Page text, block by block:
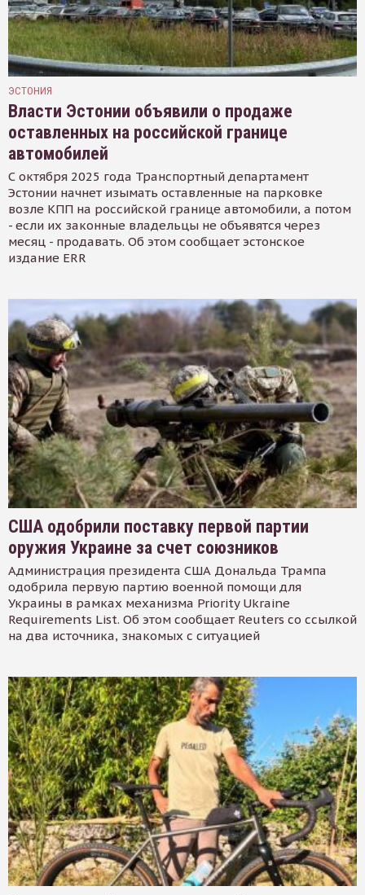
ЭСТОНИЯ
Власти Эстонии объявили о продаже
оставленных на российской границе
автомобилей
С октября 2025 года Транспортный департамент
Эстонии начнет изымать оставленные на парковке
возле КПП на российской границе автомобили, а потом
- если их законные владельцы не объявятся через
месяц - продавать. Об этом сообщает эстонское
издание ERR
США одобрили поставку первой партии
оружия Украине за счет союзников
Администрация президента США Дональда Трампа
одобрила первую партию военной помощи для
Украины в рамках механизма Priority Ukraine
Requirements List. Об этом сообщает Reuters со ссылкой
на два источника, знакомых с ситуацией